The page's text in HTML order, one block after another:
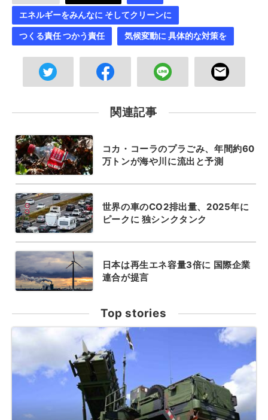
エネルギーをみんなに そしてクリーンに
つくる責任 つかう責任 気候変動に 具体的な対策を
関連記事
コカ・コーラのプラごみ、年間約60
万トンが海や川に流出と予測
世界の車のCO2排出量、2025年に
ピークに 独シンクタンク
日本は再生エネ容量3倍に 国際企業
連合が提言
Top stories